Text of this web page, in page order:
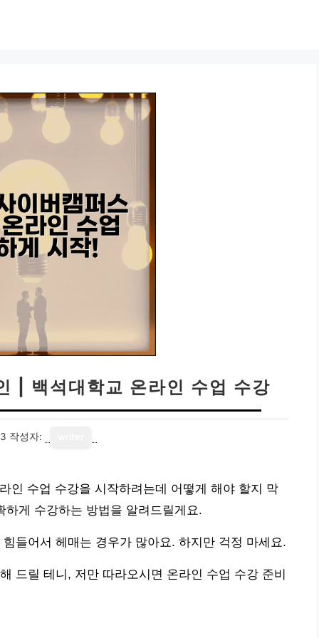
| 백석대학교 온라인 수업 수강
작성자:
인 수업 수강을 시작하려는데 어떻게 해야 할지 막
게 수강하는 방법을 알려드릴게요.
들어서 헤매는 경우가 많아요. 하지만 걱정 마세요.
드릴 테니, 저만 따라오시면 온라인 수업 수강 준비